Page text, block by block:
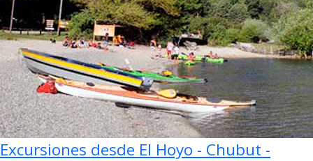
Excursiones desde El Hoyo - Chubut -